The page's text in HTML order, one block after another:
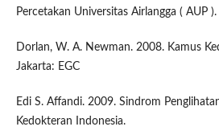
Percetakan Universitas Airlangga ( AUP ).
Dorlan, W. A. Newman. 2008. Kamus
Jakarta: EGC
Edi S. Affandi. 2009. Sindrom
Kedokteran Indonesia.